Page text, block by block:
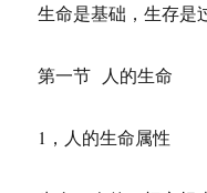
生命是基础，生存是
第一节 人的生命
1，人的生命属性